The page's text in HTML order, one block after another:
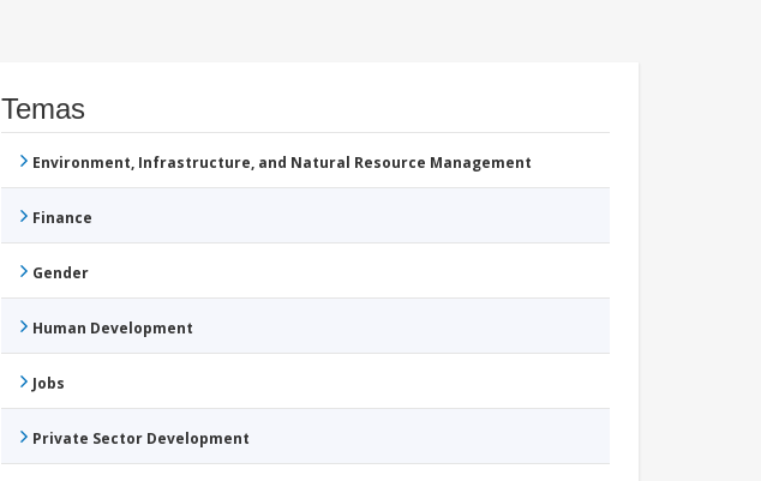
Temas
Environment, Infrastructure, and Natural Resource Management
Finance
Gender
Human Development
Jobs
Private Sector Development